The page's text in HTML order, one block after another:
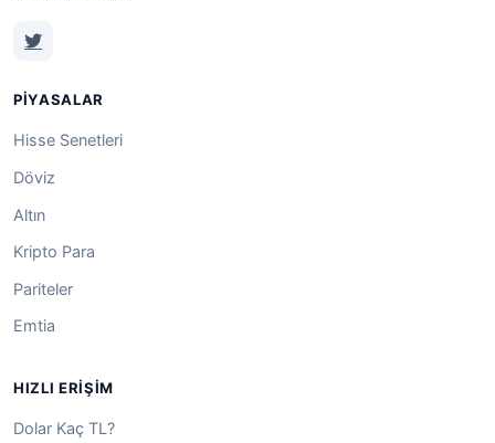
PIYASALAR
Hisse Senetleri
Döviz
Altın
Kripto Para
Pariteler
Emtia
HIZLI ERIŞIM
Dolar Kaç TL?